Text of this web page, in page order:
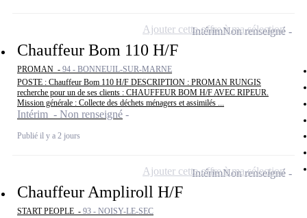
Chauffeur Bom 110 H/F
PROMAN - 94 - BONNEUIL-SUR-MARNE
POSTE : Chauffeur Bom 110 H/F DESCRIPTION : PROMAN RUNGIS
recherche pour un de ses clients : CHAUFFEUR BOM H/F AVEC RIPEUR.
Mission générale : Collecte des déchets ménagers et assimilés ...
Intérim - Non renseigné
Publié il y a 2 jours
IntérimNon renseigné
Ajouter cette offre à ma sélection
Chauffeur Ampliroll H/F
START PEOPLE - 93 - NOISY-LE-SEC
IntérimNon renseigné
Ajouter cette offre à ma sélection